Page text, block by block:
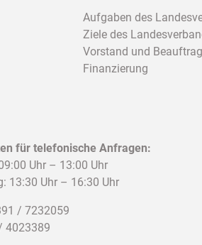
Aufgaben des
Ziele des
Vorstand und
Finanzierung
für telefonische Anfragen:
Uhr – 13:00 Uhr
13:30 Uhr – 16:30 Uhr
/ 7232059
4023389